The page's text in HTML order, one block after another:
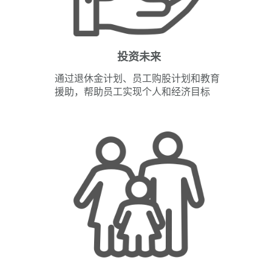
投资未来
通过退休金计划、员工购股计划和教育
援助，帮助员工实现个人和经济目标